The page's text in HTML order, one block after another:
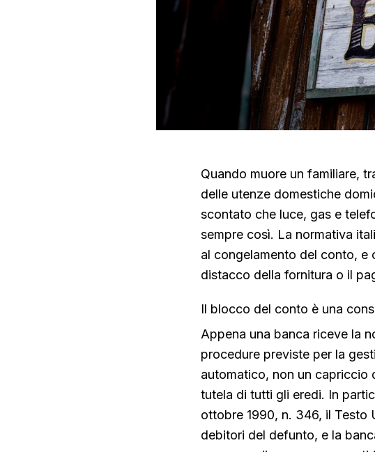
Quando muore un familiare,
delle utenze domestiche
scontato che luce, gas e
sempre così. La normativa
al congelamento del conto, e
distacco della fornitura o il
Il blocco del conto è una
Appena una banca riceve la
procedure previste per la
automatico, non un capriccio
tutela di tutti gli eredi. In
ottobre 1990, n. 346, il Testo
debitori del defunto, e la